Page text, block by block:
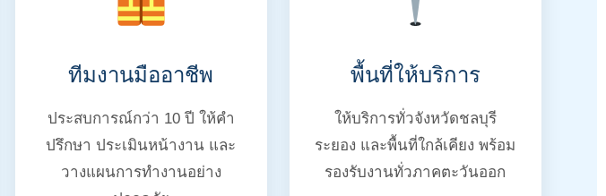
ทีมงานมืออาชีพ
ประสบการณ์กว่า 10 ปี ให้คำ
ปรึกษา ประเมินหน้างาน และ
วางแผนการทำงานอย่าง
พื้นที่ให้บริการ
ให้บริการทั่วจังหวัดชลบุรี
ระยอง และพื้นที่ใกล้เคียง พร้อม
รองรับงานทั่วภาคตะวันออก